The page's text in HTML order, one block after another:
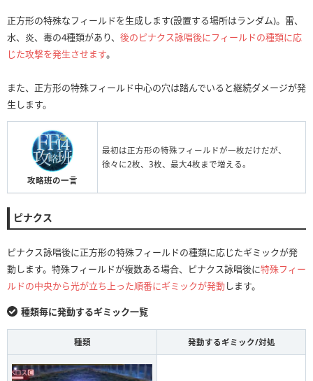
正方形の特殊なフィールドを生成します(設置する場所はランダム)。雷、
水、炎、毒の4種類があり、 後のピナクス詠唱後にフィールドの種類に応
じた攻撃を発生させます。
また、正方形の特殊フィールド中心の穴は踏んでいると継続ダメージが発
生します。
攻略班の一言
最初は正方形の特殊フィールドが一枚だけだが、
徐々に2枚、3枚、最大4枚まで増える。
ピナクス
ピナクス詠唱後に正方形の特殊フィールドの種類に応じたギミックが発
動します。特殊フィールドが複数ある場合、ピナクス詠唱後に特殊フィー
ルドの中央から光が立ち上った順番にギミックが発動します。
種類毎に発動するギミック一覧
種類 発動するギミック/対処